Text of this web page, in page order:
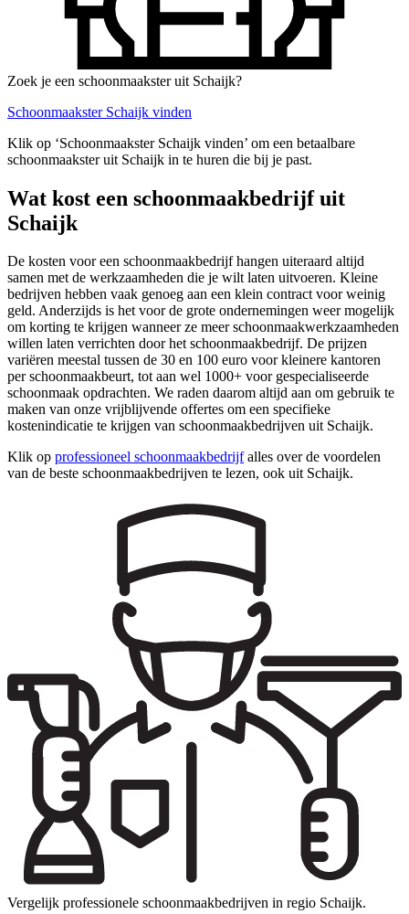
Zoek je een schoonmaakster uit Schaijk?
Schoonmaakster Schaijk vinden
Klik op ‘Schoonmaakster Schaijk vinden’ om een betaalbare
schoonmaakster uit Schaijk in te huren die bij je past.
Wat kost een schoonmaakbedrijf uit
Schaijk
De kosten voor een schoonmaakbedrijf hangen uiteraard altijd
samen met de werkzaamheden die je wilt laten uitvoeren. Kleine
bedrijven hebben vaak genoeg aan een klein contract voor weinig
geld. Anderzijds is het voor de grote ondernemingen weer mogelijk
om korting te krijgen wanneer ze meer schoonmaakwerkzaamheden
willen laten verrichten door het schoonmaakbedrijf. De prijzen
variëren meestal tussen de 30 en 100 euro voor kleinere kantoren
per schoonmaakbeurt, tot aan wel 1000+ voor gespecialiseerde
schoonmaak opdrachten. We raden daarom altijd aan om gebruik te
maken van onze vrijblijvende offertes om een specifieke
kostenindicatie te krijgen van schoonmaakbedrijven uit Schaijk.
Klik op professioneel schoonmaakbedrijfalles over de voordelen
van de beste schoonmaakbedrijven te lezen, ook uit Schaijk.
Vergelijk professionele schoonmaakbedrijven in regio Schaijk.